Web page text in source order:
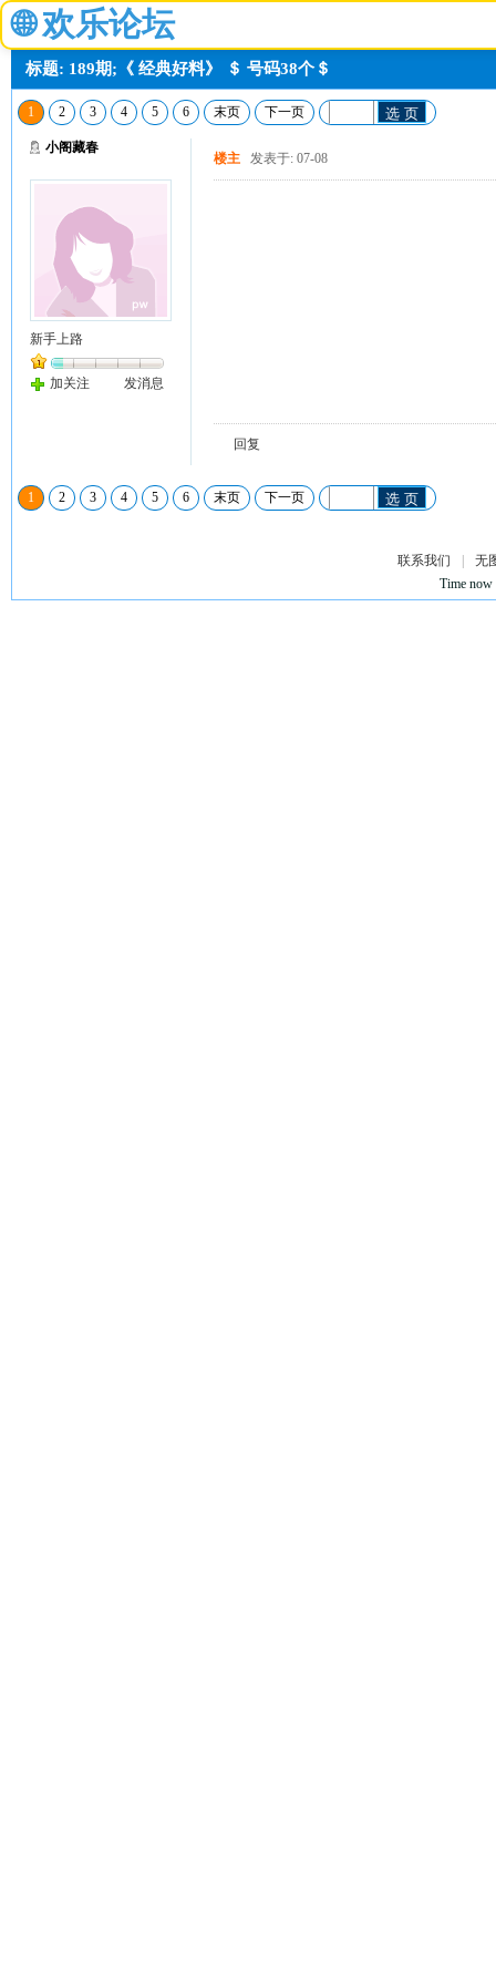
🌐 欢乐论坛
标题: 189期;《 经典好料》 ＄ 号码38个＄
1 2 3 4 5 6 末页 下一页 选 页
小阁藏春
新手上路
加关注 发消息
楼主 发表于: 07-08
回复
1 2 3 4 5 6 末页 下一页 选 页
联系我们
无
Time now